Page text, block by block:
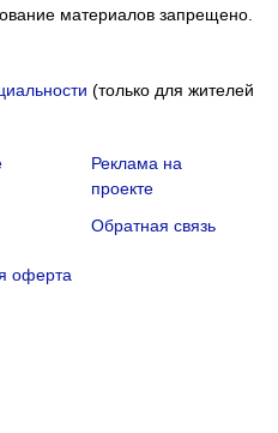
материалов запрещено.
(только для жителей
оферта
Реклама на
проекте
Обратная связь